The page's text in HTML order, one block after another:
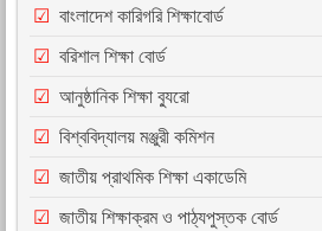
বাংলাদেশ কারিগরি শিক্ষাবোর্ড
বরিশাল শিক্ষা বোর্ড
আনুষ্ঠানিক শিক্ষা ব্যুরো
বিশ্ববিদ্যালয় মঞ্জুরী কমিশন
জাতীয় প্রাথমিক শিক্ষা একাডেমি
জাতীয় শিক্ষাক্রম ও পাঠ্যপুস্তক বোর্ড